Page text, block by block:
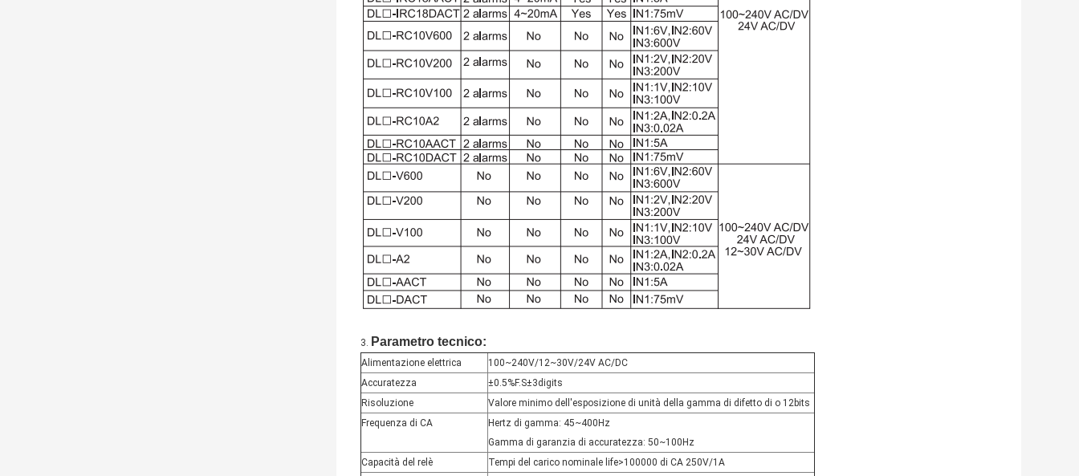
3. Parametro tecnico:
Alimentazione elettrica 100~240V/12~30V/24V AC/DC
Accuratezza
±0.5%F.S±3digits
Risoluzione
Valore minimo dell'esposizione di unità della gamma di difetto di o 12bits
Frequenza di CA
Hertz di gamma: 45~400Hz
Gamma di garanzia di accuratezza: 50~100Hz
Capacità del relè
Tempi del carico nominale life>100000 di CA 250V/1A